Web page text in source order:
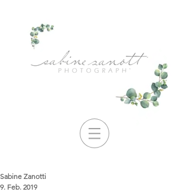
Sabine Zanotti
9. Feb. 2019